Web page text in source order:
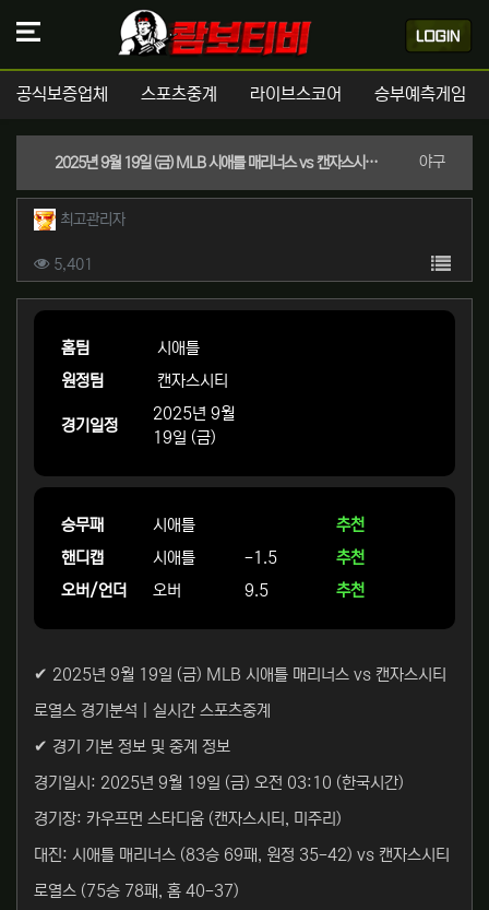
공식보증업체 스포츠중계 라이브스코어 승부예측게임
2025년 9월 19일 (금) MLB 시애틀 매리너스 vs 캔자스시티 로열스 경기분석 | 실시간 스포츠중계 야구분류
작성자 정보
최고관리자작성
컨텐츠 정보
5,401 목록
본문
홈팀
시애틀
원정팀
캔자스시티
경기일정
2025년 9월
19일 (금)
승무패 시애틀
추천
핸디캡
시애틀 -1.5
추천
오버/언더
오버 9.5 추천
✔ 2025년 9월 19일 (금) MLB 시애틀 매리너스 vs 캔자스시티
로열스 경기분석 | 실시간 스포츠중계
✔ 경기 기본 정보 및 중계 정보
경기일시: 2025년 9월 19일 (금) 오전 03:10 (한국시간)
경기장: 카우프먼 스타디움 (캔자스시티, 미주리)
대진: 시애틀 매리너스 (83승 69패, 원정 35-42) vs 캔자스시티
로열스 (75승 78패, 홈 40-37)